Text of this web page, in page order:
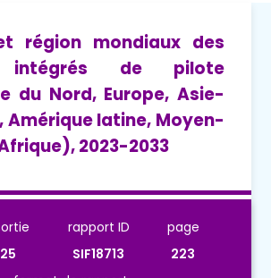
région mondiaux des
intégrés de pilote
du Nord, Europe, Asie-
Amérique latine, Moyen-
2023-2033
rapport ID
SIF18713
page
223